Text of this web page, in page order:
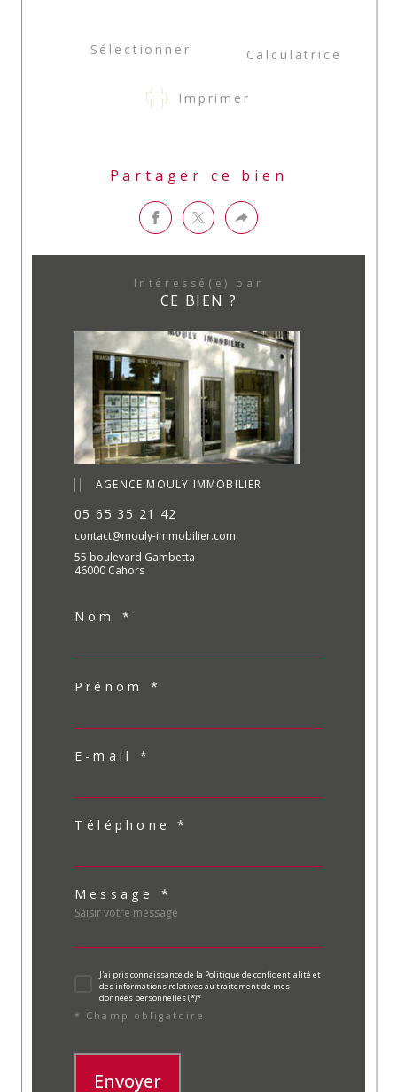
Sélectionner Calculatrice
Imprimer
Partager ce bien
Intéressé(e) par
CE BIEN ?
AGENCE MOULY IMMOBILIER
05 65 35 21 42
contact@mouly-immobilier.com
55 boulevard Gambetta
46000 Cahors
Nom *
Prénom *
E-mail *
Téléphone *
Message *
J'ai pris connaissance de la Politique de confidentialité et
des informations relatives au traitement de mes
données personnelles (*)*
* Champ obligatoire
Envoyer